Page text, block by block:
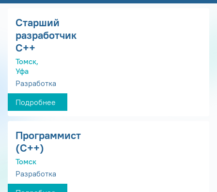
Старший
разработчик
С++
Томск,
Уфа
Разработка
Подробнее
Программист
(С++)
Томск
Разработка